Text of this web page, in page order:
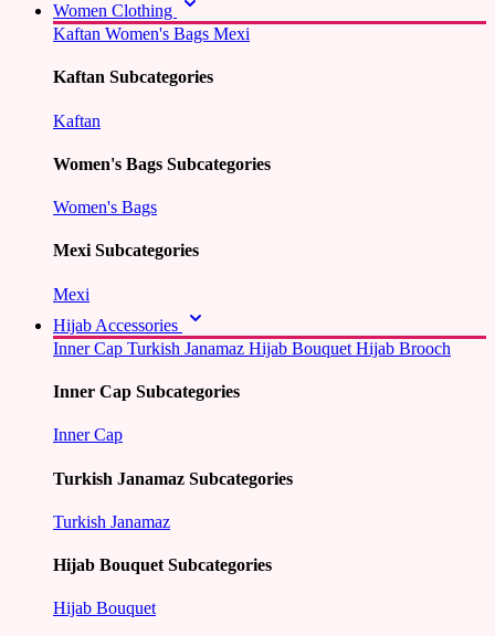
Women Clothing
Kaftan Women's Bags Mexi
Kaftan Subcategories
Kaftan
Women's Bags Subcategories
Women's Bags
Mexi Subcategories
Mexi
Hijab Accessories
Inner Cap Turkish Janamaz Hijab Bouquet Hijab Brooch
Inner Cap Subcategories
Inner Cap
Turkish Janamaz Subcategories
Turkish Janamaz
Hijab Bouquet Subcategories
Hijab Bouquet